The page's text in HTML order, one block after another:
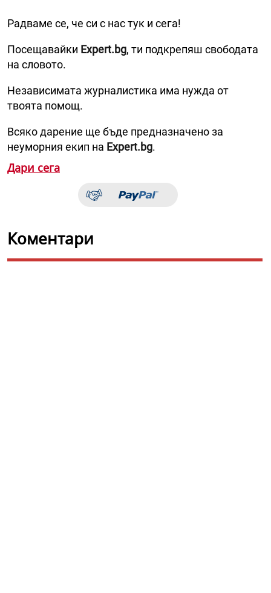
Радваме се, че си с нас тук и сега!
Посещавайки Expert.bg, ти подкрепяш свободата
на словото.
Независимата журналистика има нужда от
твоята помощ.
Всяко дарение ще бъде предназначено за
неуморния екип на Expert.bg.
Дари сега
Коментари